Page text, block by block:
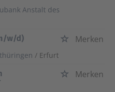
Anstalt des
w/d)
Merken
/ Erfurt
Merken